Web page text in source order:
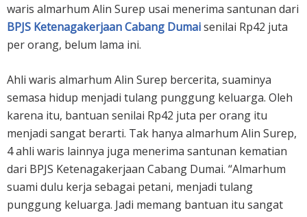
waris almarhum Alin Surep usai menerima santunan dari
BPJS Ketenagakerjaan Cabang Dumaisenilai Rp42 juta
per orang, belum lama ini.
Ahli waris almarhum Alin Surep bercerita, suaminya
semasa hidup menjadi tulang punggung keluarga. Oleh
karena itu, bantuan senilai Rp42 juta per orang itu
menjadi sangat berarti. Tak hanya almarhum Alin Surep,
4 ahli waris lainnya juga menerima santunan kematian
dari BPJS Ketenagakerjaan Cabang Dumai. “Almarhum
suami dulu kerja sebagai petani, menjadi tulang
punggung keluarga. Jadi memang bantuan itu sangat